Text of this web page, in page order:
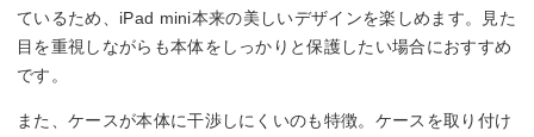
ているため、iPad mini本来の美しいデザインを楽しめます。見た
目を重視しながらも本体をしっかりと保護したい場合におすすめ
です。
また、ケースが本体に干渉しにくいのも特徴。ケースを取り付け